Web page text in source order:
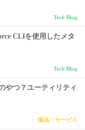
Tech Blog
CLIを使用したメタ
Tech Blog
やつ？ユーティリティ
製品・サービス